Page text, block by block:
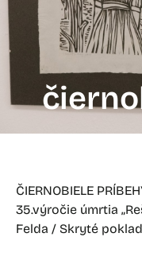
ČIERNOBIELE
35.výročie úmrtia
Felda / Skryté